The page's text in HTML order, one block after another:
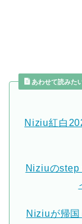
あわせて読みた
Niziu紅白
Niziuのstep
Niziuが帰